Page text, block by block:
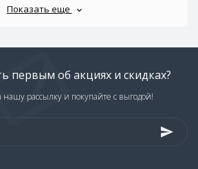
Показать еще
первым об акциях и скидках?
рассылку и покупайте с выгодой!